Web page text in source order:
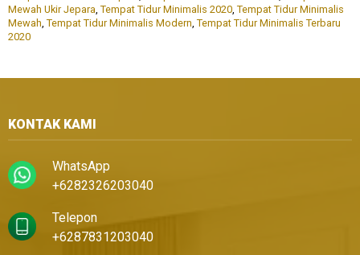
Mewah Ukir Jepara, Tempat Tidur Minimalis 2020, Tempat Tidur Minimalis
Mewah, Tempat Tidur Minimalis Modern, Tempat Tidur Minimalis Terbaru
2020
KONTAK KAMI
WhatsApp
+6282326203040
Telepon
+6287831203040